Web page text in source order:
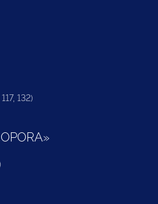
132)
OPORA»